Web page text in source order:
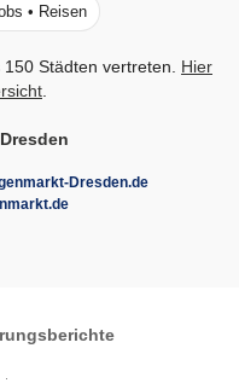
• Reisen
Städten vertreten.
Hier
Dresden.de